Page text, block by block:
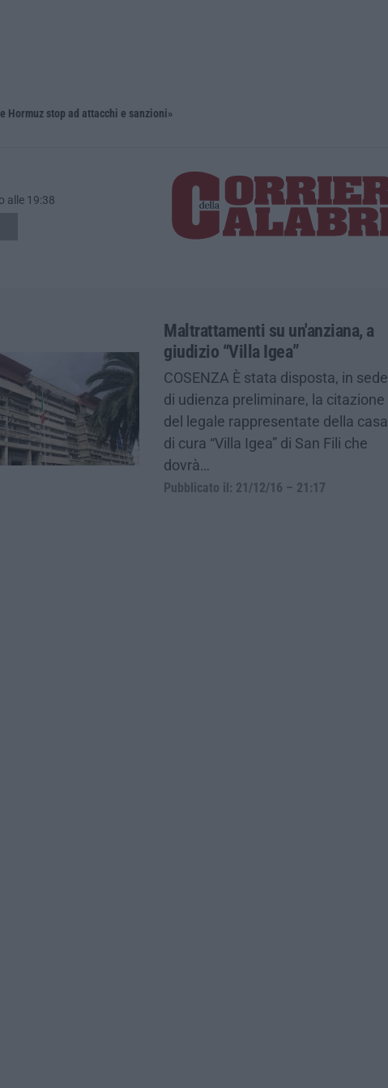
Hormuz stop ad attacchi e sanzioni»
alle 19:38
Maltrattamenti su un'anziana, a
giudizio “Villa Igea”
COSENZA È stata disposta, in sede
di udienza preliminare, la citazione
del legale rappresentate della casa
di cura “Villa Igea” di San Fili che
dovrà…
Pubblicato il: 21/12/16 – 21:17